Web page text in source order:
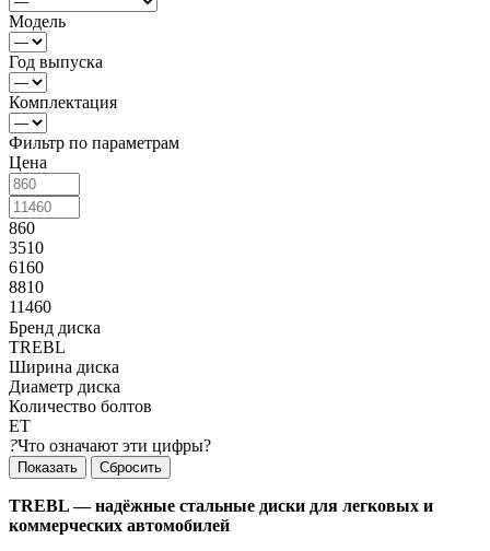
Модель
Год выпуска
Комплектация
Фильтр по параметрам
Цена
860
3510
6160
8810
11460
Бренд диска
TREBL
Ширина диска
Диаметр диска
Количество болтов
ЕТ
?Что означают эти цифры?
Сбросить
TREBL — надёжные стальные диски для легковых и
коммерческих автомобилей